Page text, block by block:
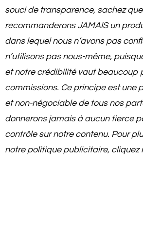
souci de transparence, sachez
recommanderons JAMAIS un
dans lequel nous n’avons pas
n’utilisons pas nous-même,
et notre crédibilité vaut beaucoup
commissions. Ce principe est une
et non-négociable de tous nos
donnerons jamais à aucun tierce
contrôle sur notre contenu. Pour
notre politique publicitaire, cliquez